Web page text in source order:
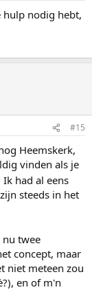
hulp nodig hebt,
#15
Heemskerk,
vinden als je
Ik had al eens
steeds in het
twee
concept, maar
niet meteen zou
en of m'n